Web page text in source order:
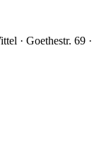
· Goethestr. 69 ·